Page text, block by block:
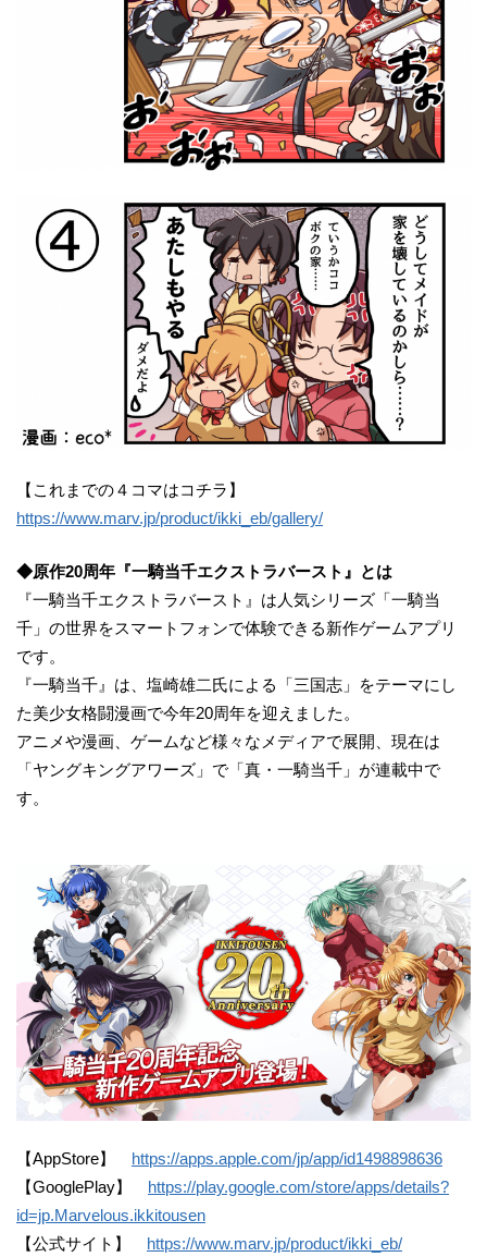
【これまでの４コマはコチラ】
https://www.marv.jp/product/ikki_eb/gallery/
◆原作20周年『一騎当千エクストラバースト』とは
『一騎当千エクストラバースト』は人気シリーズ「一騎当
千」の世界をスマートフォンで体験できる新作ゲームアプリ
です。
『一騎当千』は、塩崎雄二氏による「三国志」をテーマにし
た美少女格闘漫画で今年20周年を迎えました。
アニメや漫画、ゲームなど様々なメディアで展開、現在は
「ヤングキングアワーズ」で「真・一騎当千」が連載中で
す。
【AppStore】 https://apps.apple.com/jp/app/id1498898636
【GooglePlay】 https://play.google.com/store/apps/details?
id=jp.Marvelous.ikkitousen
【公式サイト】 https://www.marv.jp/product/ikki_eb/